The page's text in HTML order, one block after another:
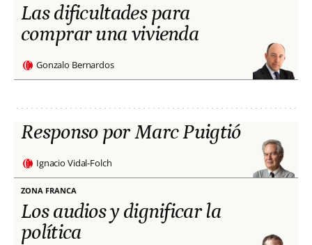
Las dificultades para
comprar una vivienda
Gonzalo Bernardos
Responso por Marc Puigtió
Ignacio Vidal-Folch
ZONA FRANCA
Los audios y dignificar la
política